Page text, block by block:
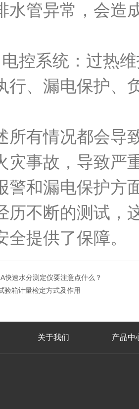
水管异常，会造
系统：过热维
行、漏电保护、
情况都会导致
灾事故，导致严
警和漏电保护方
历不断的测试，
全提供了保障。
快速水分测定仪要注意点什么？
验箱计量检定方式及作用
关于我们 产品中